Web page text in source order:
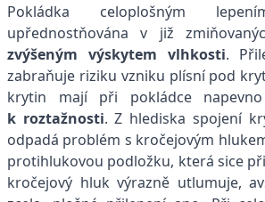
Pokládka celoplošným
upřednostňována v již
zvýšeným výskytem vlhkosti.
zabraňuje riziku vzniku plísní pod
krytin mají při pokládce napevno
k roztažnosti. Z hlediska spojení
odpadá problém s kročejovým
protihlukovou podložku, která sice
kročejový hluk výrazně utlumuje,